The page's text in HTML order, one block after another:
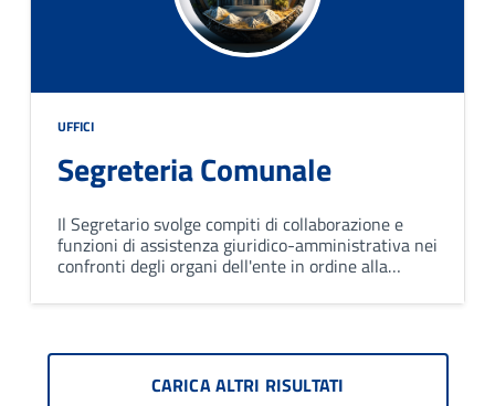
UFFICI
Segreteria Comunale
Il Segretario svolge compiti di collaborazione e
funzioni di assistenza giuridico-amministrativa nei
confronti degli organi dell'ente in ordine alla
allo statuto ed ai regolamenti.
CARICA ALTRI RISULTATI